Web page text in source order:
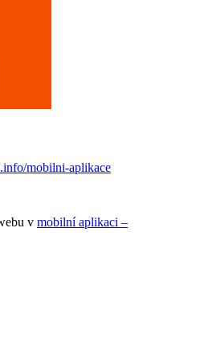
mobilni-aplikace
v mobilní aplikaci –